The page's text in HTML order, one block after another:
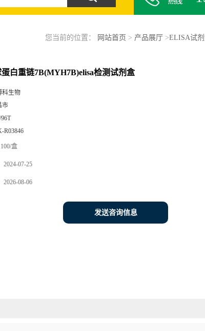
您当前的位置： 网站首页 > 产品展厅 >ELISA试
白重链7B(MYH7B)elisa检测试剂盒
科生物
市
R03846
盒
2024-07-25
2026-08-06
发送咨询信息